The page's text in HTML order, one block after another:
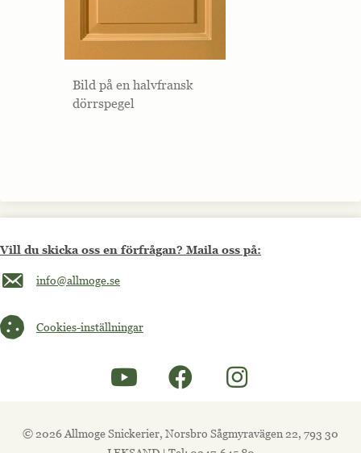
Bild på en halvfransk
dörrspegel
Vill du skicka oss en förfrågan? Maila oss på:
Maila oss på info@allmoge.se
info@allmoge.se
Cookies-inställningar
Cookies-inställningar
© 2026 Allmoge Snickerier, Norsbro Sågmyravägen 22, 793 30